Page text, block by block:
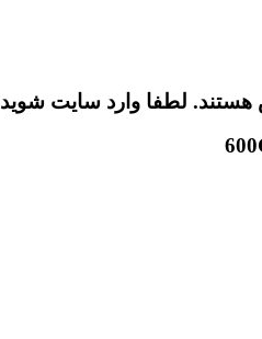
هستند. لطفا وارد سایت شوید